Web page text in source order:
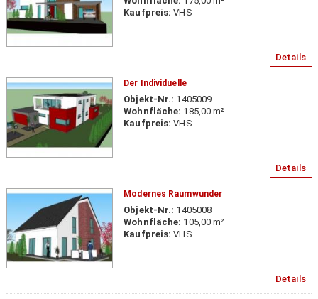
Kaufpreis: VHS
Details
Der Individuelle
Objekt-Nr.: 1405009
Wohnfläche: 185,00 m²
Kaufpreis: VHS
Details
Modernes Raumwunder
Objekt-Nr.: 1405008
Wohnfläche: 105,00 m²
Kaufpreis: VHS
Details